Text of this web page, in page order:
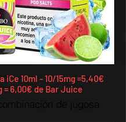
iCe 10ml - 10/15mg =5,40€
= 6,00€ de Bar Juice
de jugosa